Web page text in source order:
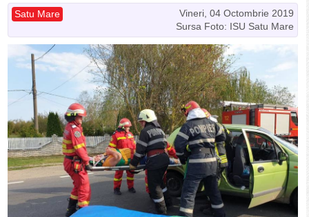
Vineri, 04 Octombrie 2019
Satu Mare
Sursa Foto: ISU Satu Mare